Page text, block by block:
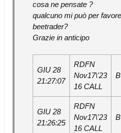
cosa ne pensate ?
qualcuno mi può per
beetrader?
Grazie in anticipo
GIU 28
21:27:07
RDFN
Nov17\'23
16 CALL
GIU 28
21:26:25
RDFN
Nov17\'23
16 CALL